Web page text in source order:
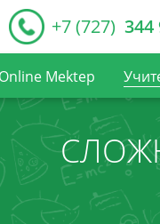
+7 (727) 344
Online Mektep